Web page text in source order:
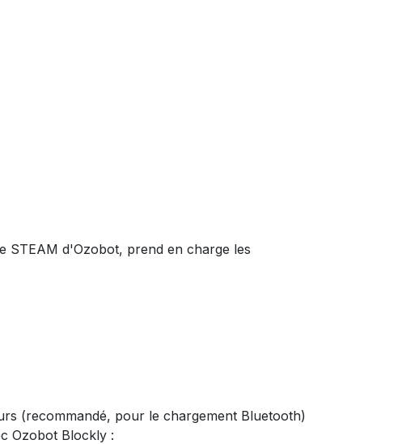
STEAM d'Ozobot, prend en charge les
(recommandé, pour le chargement Bluetooth)
Ozobot Blockly :